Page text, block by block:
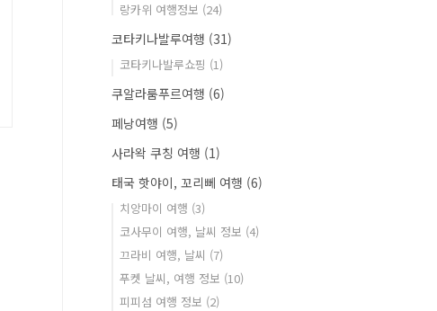
랑카위 여행정보 (24)
코타키나발루여행 (31)
코타키나발루쇼핑 (1)
쿠알라룸푸르여행 (6)
페낭여행 (5)
사라왁 쿠칭 여행 (1)
태국 핫야이, 꼬리뻬 여행 (6)
치앙마이 여행 (3)
코사무이 여행, 날씨 정보 (4)
끄라비 여행, 날씨 (7)
푸켓 날씨, 여행 정보 (10)
피피섬 여행 정보 (2)